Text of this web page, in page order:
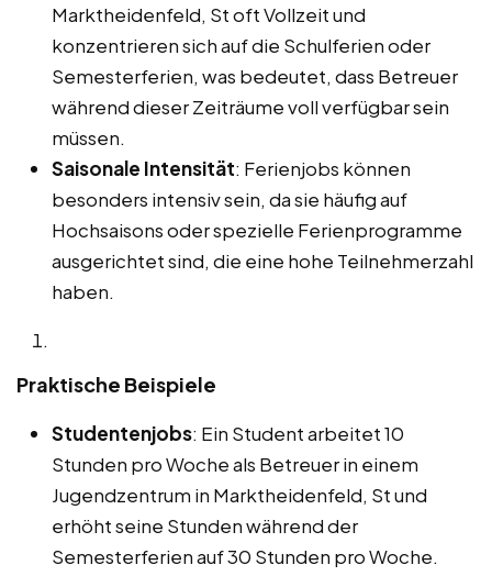
Marktheidenfeld, St oft Vollzeit und
konzentrieren sich auf die Schulferien oder
Semesterferien, was bedeutet, dass Betreuer
während dieser Zeiträume voll verfügbar sein
müssen.
Saisonale Intensität: Ferienjobs können
besonders intensiv sein, da sie häufig auf
Hochsaisons oder spezielle Ferienprogramme
ausgerichtet sind, die eine hohe Teilnehmerzahl
haben.
Praktische Beispiele
Studentenjobs: Ein Student arbeitet 10
Stunden pro Woche als Betreuer in einem
Jugendzentrum in Marktheidenfeld, St und
erhöht seine Stunden während der
Semesterferien auf 30 Stunden pro Woche.